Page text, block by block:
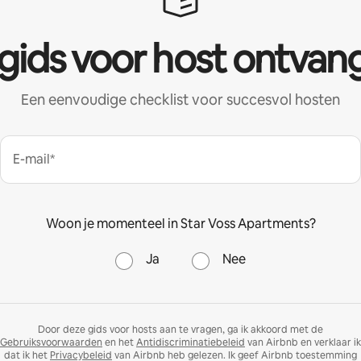
voor host
Een eenvoudige checklist voor succesvol hosten
E-mail*
Woon je momenteel in Star Voss Apartments?
Ja Nee
Door deze gids voor hosts aan te vragen, ga ik akkoord met de
Gebruiksvoorwaarden en hetAntidiscriminatiebeleid van Airbnb en verklaar ik
dat ik het Privacybeleid van Airbnb heb gelezen. Ik geef Airbnb toestemming